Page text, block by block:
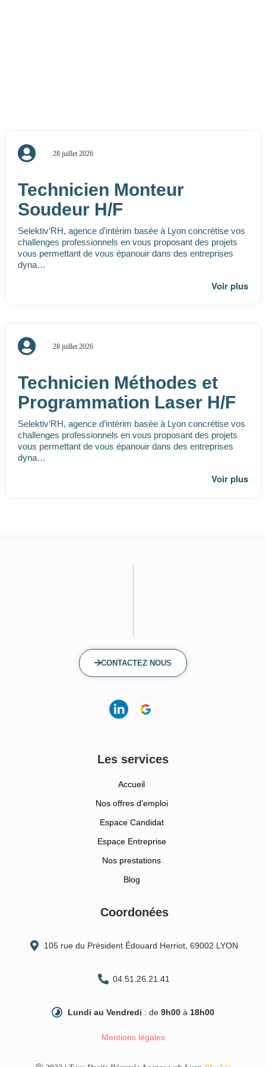
28 juillet 2026
Technicien Monteur
Soudeur H/F
Selektiv’RH, agence d’intérim basée à Lyon concrétise vos
challenges professionnels en vous proposant des projets
vous permettant de vous épanouir dans des entreprises
dyna…
Voir plus
28 juillet 2026
Technicien Méthodes et
Programmation Laser H/F
Selektiv’RH, agence d’intérim basée à Lyon concrétise vos
challenges professionnels en vous proposant des projets
vous permettant de vous épanouir dans des entreprises
dyna…
Voir plus
CONTACTEZ NOUS
Les services
Accueil
Nos offres d'emploi
Espace Candidat
Espace Entreprise
Nos prestations
Blog
Coordonées
105 rue du Président Édouard Herriot, 69002 LYON
04.51.26.21.41
Lundi au Vendredi : de9h00 à 18h00
Mentions légales